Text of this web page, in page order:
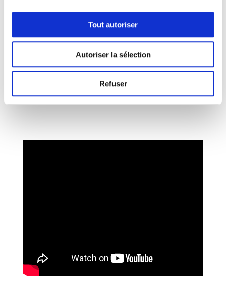
Tout autoriser
Autoriser la sélection
Refuser
moi: Contribuer au bien – être des habitants de
ma commune.